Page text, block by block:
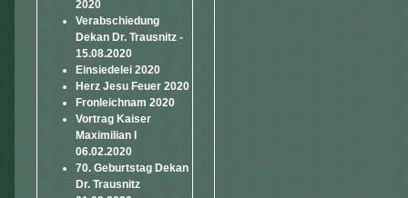
2020
Verabschiedung
Dekan Dr. Trausnitz -
15.08.2020
Einsiedelei 2020
Herz Jesu Feuer 2020
Fronleichnam 2020
Vortrag Kaiser
Maximilian I
06.02.2020
70. Geburtstag Dekan
Dr. Trausnitz